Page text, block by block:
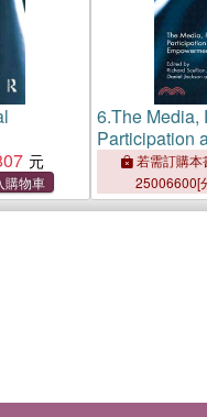
6.The Media,
Participation
若需訂購本
25006600[